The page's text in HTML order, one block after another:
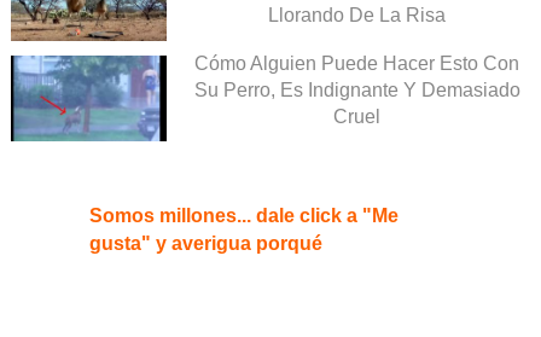
Llorando De La Risa
Cómo Alguien Puede Hacer Esto Con
Su Perro, Es Indignante Y Demasiado
Cruel
Somos millones... dale click a "Me
gusta" y averigua porqué